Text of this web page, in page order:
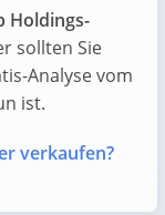
Holdings-
sollten Sie
Analyse vom
ist.
verkaufen?